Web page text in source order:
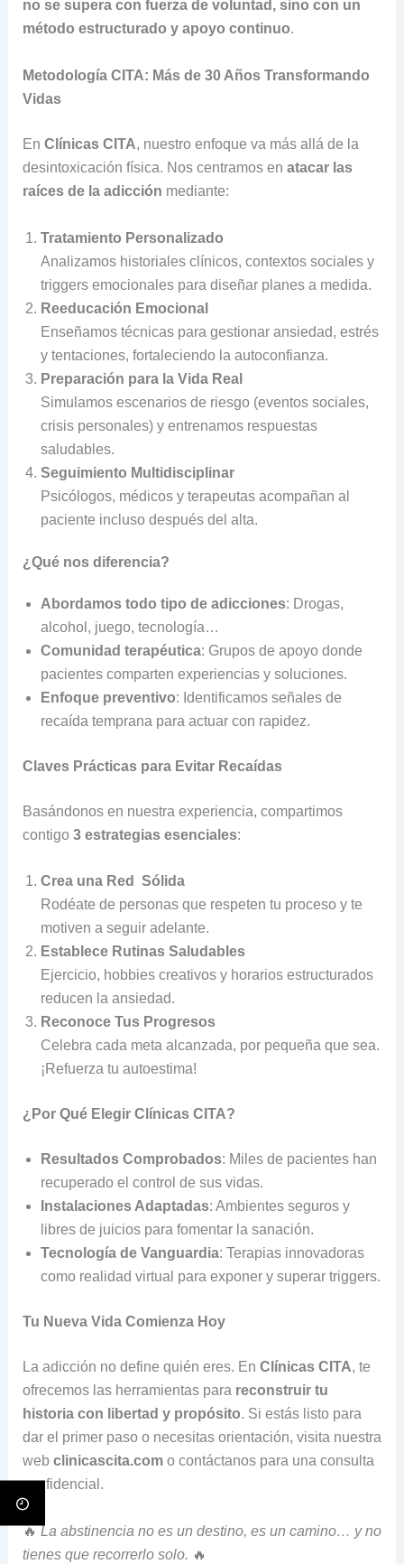
no se supera con fuerza de voluntad, sino con un
método estructurado y apoyo continuo.
Metodología CITA: Más de 30 Años Transformando
Vidas
En Clínicas CITA, nuestro enfoque va más allá de la
desintoxicación física. Nos centramos en atacar las
raíces de la adicción mediante:
Tratamiento Personalizado
Analizamos historiales clínicos, contextos sociales y
triggers emocionales para diseñar planes a medida.
Reeducación Emocional
Enseñamos técnicas para gestionar ansiedad, estrés
y tentaciones, fortaleciendo la autoconfianza.
Preparación para la Vida Real
Simulamos escenarios de riesgo (eventos sociales,
crisis personales) y entrenamos respuestas
saludables.
Seguimiento Multidisciplinar
Psicólogos, médicos y terapeutas acompañan al
paciente incluso después del alta.
¿Qué nos diferencia?
Abordamos todo tipo de adicciones: Drogas,
alcohol, juego, tecnología…
Comunidad terapéutica: Grupos de apoyo donde
pacientes comparten experiencias y soluciones.
Enfoque preventivo: Identificamos señales de
recaída temprana para actuar con rapidez.
Claves Prácticas para Evitar Recaídas
Basándonos en nuestra experiencia, compartimos
contigo 3 estrategias esenciales:
Crea una Red Sólida
Rodéate de personas que respeten tu proceso y te
motiven a seguir adelante.
Establece Rutinas Saludables
Ejercicio, hobbies creativos y horarios estructurados
reducen la ansiedad.
Reconoce Tus Progresos
Celebra cada meta alcanzada, por pequeña que sea.
¡Refuerza tu autoestima!
¿Por Qué Elegir Clínicas CITA?
Resultados Comprobados: Miles de pacientes han
recuperado el control de sus vidas.
Instalaciones Adaptadas: Ambientes seguros y
libres de juicios para fomentar la sanación.
Tecnología de Vanguardia: Terapias innovadoras
como realidad virtual para exponer y superar triggers.
Tu Nueva Vida Comienza Hoy
La adicción no define quién eres. En Clínicas CITA, te
ofrecemos las herramientas para reconstruir tu
historia con libertad y propósito. Si estás listo para
dar el primer paso o necesitas orientación, visita nuestra
web clinicascita.como contáctanos para una consulta
confidencial.
🔥La abstinencia no es un destino, es un camino… y no
tienes que recorrerlo solo. 🔥